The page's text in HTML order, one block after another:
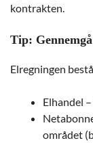
kontrakten.
Tip:
Elregningen
Elhandel
området